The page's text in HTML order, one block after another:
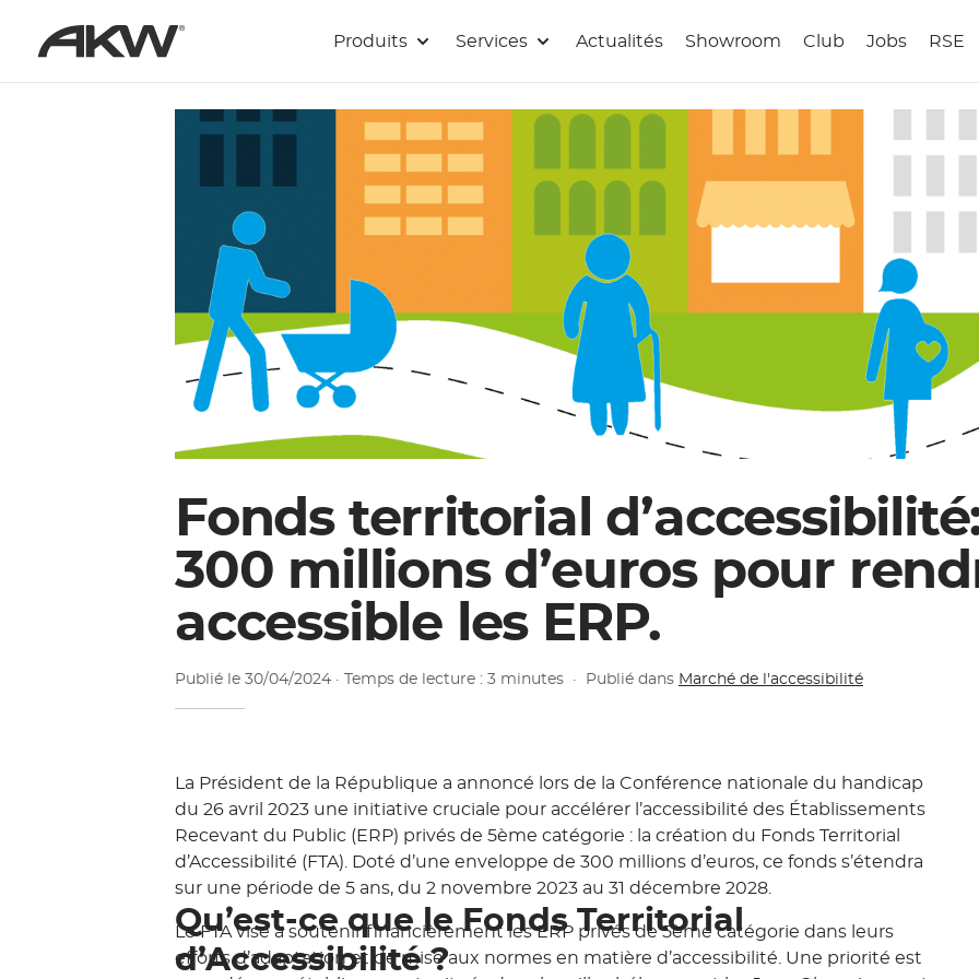
Produits
Services Actualités Showroom Club Jobs RSE
Fonds territorial
300 millions d’euros pour
accessible les ERP.
Publié le 30/04/2024 · Temps de lecture : 3 minutes · Publié dans Marché de l'accessibilité
La Président de la République a annoncé lors de la Conférence nationale du handicap
du 26 avril 2023 une initiative cruciale pour accélérer l’accessibilité des Établissements
Recevant du Public (ERP) privés de 5ème catégorie : la création du Fonds Territorial
d’Accessibilité (FTA). Doté d’une enveloppe de 300 millions d’euros, ce fonds s’étendra
sur une période de 5 ans, du 2 novembre 2023 au 31 décembre 2028.
Qu’est-ce que le Fonds Territorial
d’Accessibilité ?
Le FTA vise à soutenir financièrement les ERP privés de 5ème catégorie dans leurs
efforts d’adaptation et de mise aux normes en matière d’accessibilité. Une priorité est